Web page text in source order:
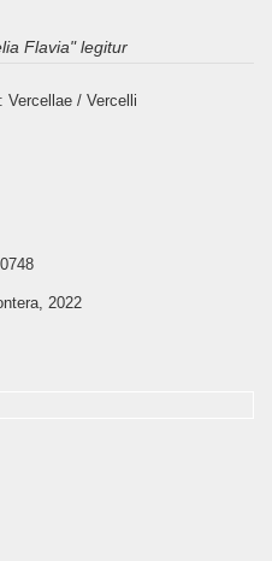
Flavia" legitur
Vercellae / Vercelli
2022